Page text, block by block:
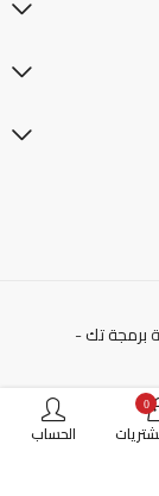
برمجة تك-
0
الحساب